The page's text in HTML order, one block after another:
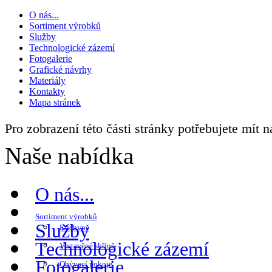
O nás...
Sortiment výrobků
Služby
Technologické zázemí
Fotogalerie
Grafické návrhy
Materiály
Kontakty
Mapa stránek
Pro zobrazení této části stránky potřebujete mít
Naše nabídka
O nás...
Sortiment výrobků
Kuchyně
Vestavěné skříně
Obývací pokoje
Služby
Technologické zázemí
Fotogalerie